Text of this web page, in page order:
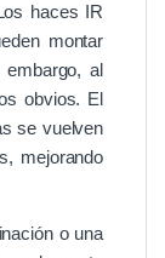
haces IR
montar
al
obvios. El
se vuelven
mejorando
o una